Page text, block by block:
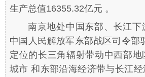
生产总值16355.32亿元 。
南京地处中国东部、长江下
中国人民解放军东部战区司令部
定位的长三角辐射带动中西部
城市 和东部沿海经济带与长江